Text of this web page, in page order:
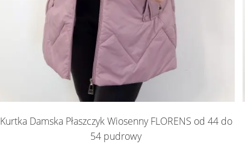
Kurtka Damska Płaszczyk Wiosenny FLORENS od 44 do
54 pudrowy